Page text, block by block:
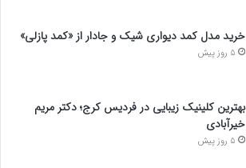
خرید مدل کمد دیواری شیک و جادار از «کمد پازلی»
5 روز پیش
بهترین کلینیک زیبایی در فردیس کرج؛ دکتر مریم
خیرآبادی
5 روز پیش